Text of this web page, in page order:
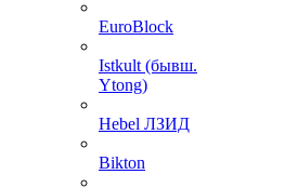
EuroBlock
Istkult (бывш.
Ytong)
Hebel ЛЗИД
Bikton